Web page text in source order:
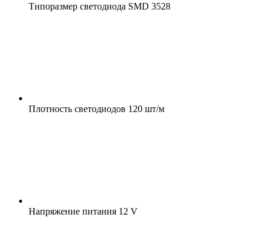
Типоразмер светодиода SMD 3528
Плотность светодиодов 120 шт/м
Напряжение питания 12 V